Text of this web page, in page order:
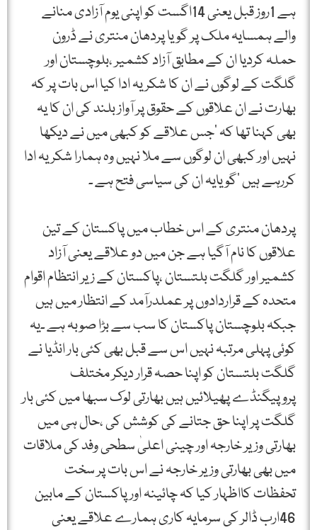
ہے 1روز قبل یعنی 14اگست کو اپنی یوم آزادی منانے
والے ہمسایہ ملک پر گویا پردھان منتری نے ڈرون
حملہ کردیا ان کے مطابق آزاد کشمیر ،بلوچستان اور
گلگت کے لوگوں نے ان کا شکریہ ادا کیا اس بات پر کہ
بھارت نے ان علاقوں کے حقوق پر آواز بلند کی ان کا یہ
بھی کہنا تھا کہ ’جس علاقے کو کبھی میں نے دیکھا
نہیں اور کبھی ان لوگوں سے ملا نہیں وہ ہمارا شکریہ ادا
کررہے ہیں ‘گویایہ ان کی سیاسی فتح ہے ۔
پردھان منتری کے اس خطاب میں پاکستان کے تین
علاقوں کا نام آگیا ہے جن میں دو علاقے یعنی آزاد
کشمیر اور گلگت بلتستان ،پاکستان کے زیر انتظام اقوام
متحدہ کے قراردادوں پر عملدرآمد کے انتظار میں ہیں
جبکہ بلوچستان پاکستان کا سب سے بڑا صوبہ ہے ۔یہ
کوئی پہلی مرتبہ نہیں اس سے قبل بھی کئی بار انڈیا نے
گلگت بلتستان کو اپنا حصہ قرار دیکر مختلف
پروپیگنڈے پھیلائیں ہیں بھارتی لوک سبھا میں کئی بار
گلگت پر اپنا حق جتانے کی کوشش کی ،حال ہی میں
بھارتی وزیر خارجہ اور چینی اعلیٰ سطحی وفد کی ملاقات
میں بھی بھارتی وزیر خارجہ نے اس بات پر سخت
تحفظات کااظہار کیا کہ چائینہ اور پاکستان کے مابین
46ارب ڈالر کی سرمایہ کاری ہمارے علاقے یعنی